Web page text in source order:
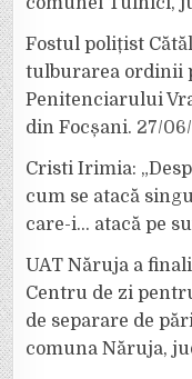
Fostul polițist
tulburarea ordinii
Penitenciarului
din Focșani. 27/
Cristi Irimia:
cum se atacă
care-i… atacă pe
UAT Năruja a
Centru de zi
de separare de
comuna Năruja,